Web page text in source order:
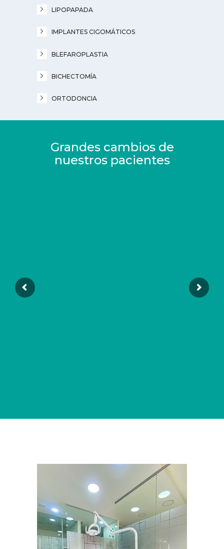
LIPOPAPADA
IMPLANTES CIGOMÁTICOS
BLEFAROPLASTIA
BICHECTOMÍA
ORTODONCIA
Grandes cambios de
nuestros pacientes